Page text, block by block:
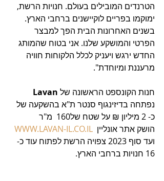
הטרנדים המובילים בעולם. חנויות הרשת,
ימוקמו בפריים לוקיישנים ברחבי הארץ.
בשנים האחרונות הבית הפך למבצר
הפרטי והמושקע שלנו. אני בטוח שהמותג
החדש ירגש ויעניק לכלל הלקוחות חוויה
מרעננת ומיוחדת".
חנות הקונספט הראשונה של Lavan
נפתחה בדיזינגוף סנטר ת"א בהשקעה של
כ- 2 מיליון ₪ על שטח של160  מ"ר
הושק אתר אונליין WWW.LAVAN-IL.CO.IL
ועד סוף 2023 צפויה הרשת לפתוח עוד כ-
16 חנויות ברחבי הארץ.